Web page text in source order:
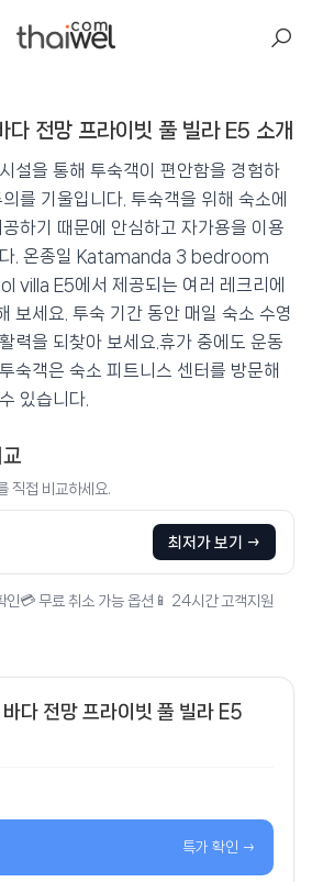
바다 전망 프라이빗 풀 빌
9.2
약하기
다 전망 프라이빗 풀 빌라 E5 소개
설을 통해 투숙객이 편안함을 경험하
를 기울입니다. 투숙객을 위해 숙소에
하기 때문에 안심하고 자가용을 이용
다. 온종일 Katamanda 3 bedroom
E5에서 제공되는 여러 레크리에
보세요. 투숙 기간 동안 매일 숙소 수영
력을 되찾아 보세요.휴가 중에도 운동
숙객은 숙소 피트니스 센터를 방문해
있습니다.
직접 비교하세요.
최저가 보기 →
💳 무료 취소 가능 옵션 📱 24시간 고객지원
다 전망 프라이빗 풀 빌라 E5
특가 확인 →